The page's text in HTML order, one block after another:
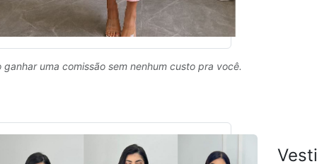
ganhar uma comissão sem nenhum custo pra você.